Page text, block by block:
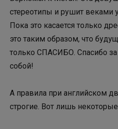
стереотипы и рушит веками
Пока это касается только
это таким образом, что
только СПАСИБО. Спасибо
собой!
А правила при английском
строгие. Вот лишь некоторые